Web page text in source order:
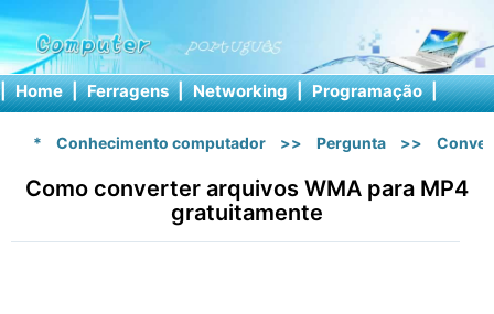
| Home | Ferragens | Networking | Programação |
* Conhecimento computador >> Pergunta >>
Como converter arquivos WMA para MP4
gratuitamente